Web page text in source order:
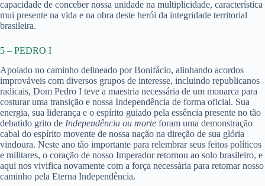
capacidade de conceber nossa unidade na multiplicidade, característica
mui presente na vida e na obra deste herói da integridade territorial
brasileira.
5 – PEDRO I
Apoiado no caminho delineado por Bonifácio, alinhando acordos
improváveis com diversos grupos de interesse, incluindo republicanos
radicais, Dom Pedro I teve a maestria necessária de um monarca para
costurar uma transição e nossa Independência de forma oficial. Sua
energia, sua liderança e o espírito guiado pela essência presente no tão
debatido grito de Independência ou morte foram uma demonstração
cabal do espírito movente de nossa nação na direção de sua glória
vindoura. Neste ano tão importante para relembrar seus feitos políticos
e militares, o coração de nosso Imperador retornou ao solo brasileiro, e
aqui nos vivifica novamente com a força necessária para retomar nosso
caminho pela Eterna Independência.